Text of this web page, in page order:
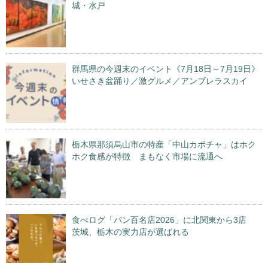
城・水戸
群馬県の今週末のイベント《7月18日～7月19日》
いせさき盆踊り／激グルメ／アンブレラスカイ
栃木県那須烏山市の特産「中山カボチャ」はホク
ホク食感が特徴 まもなく市場に流通へ
食べログ「パン百名店2026」に北関東から3店
茨城、栃木の実力店が選ばれる